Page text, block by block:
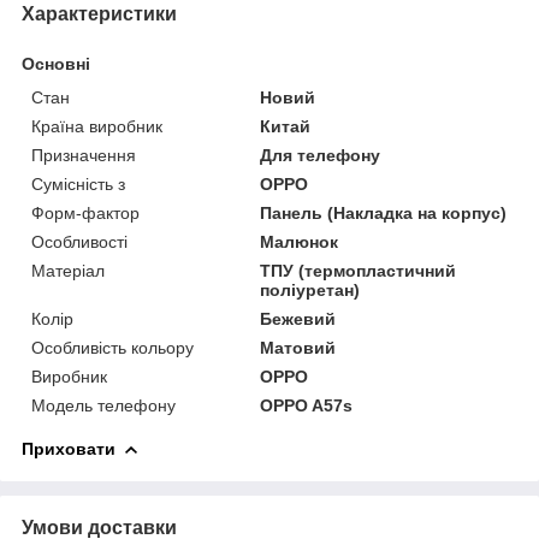
Характеристики
Основні
Стан
Новий
Країна виробник
Китай
Призначення
Для телефону
Сумісність з
OPPO
Форм-фактор
Панель (Накладка на корпус)
Особливості
Малюнок
Матеріал
ТПУ (термопластичний
поліуретан)
Колір
Бежевий
Особливість кольору
Матовий
Виробник
OPPO
Модель телефону
OPPO A57s
Приховати
Умови доставки